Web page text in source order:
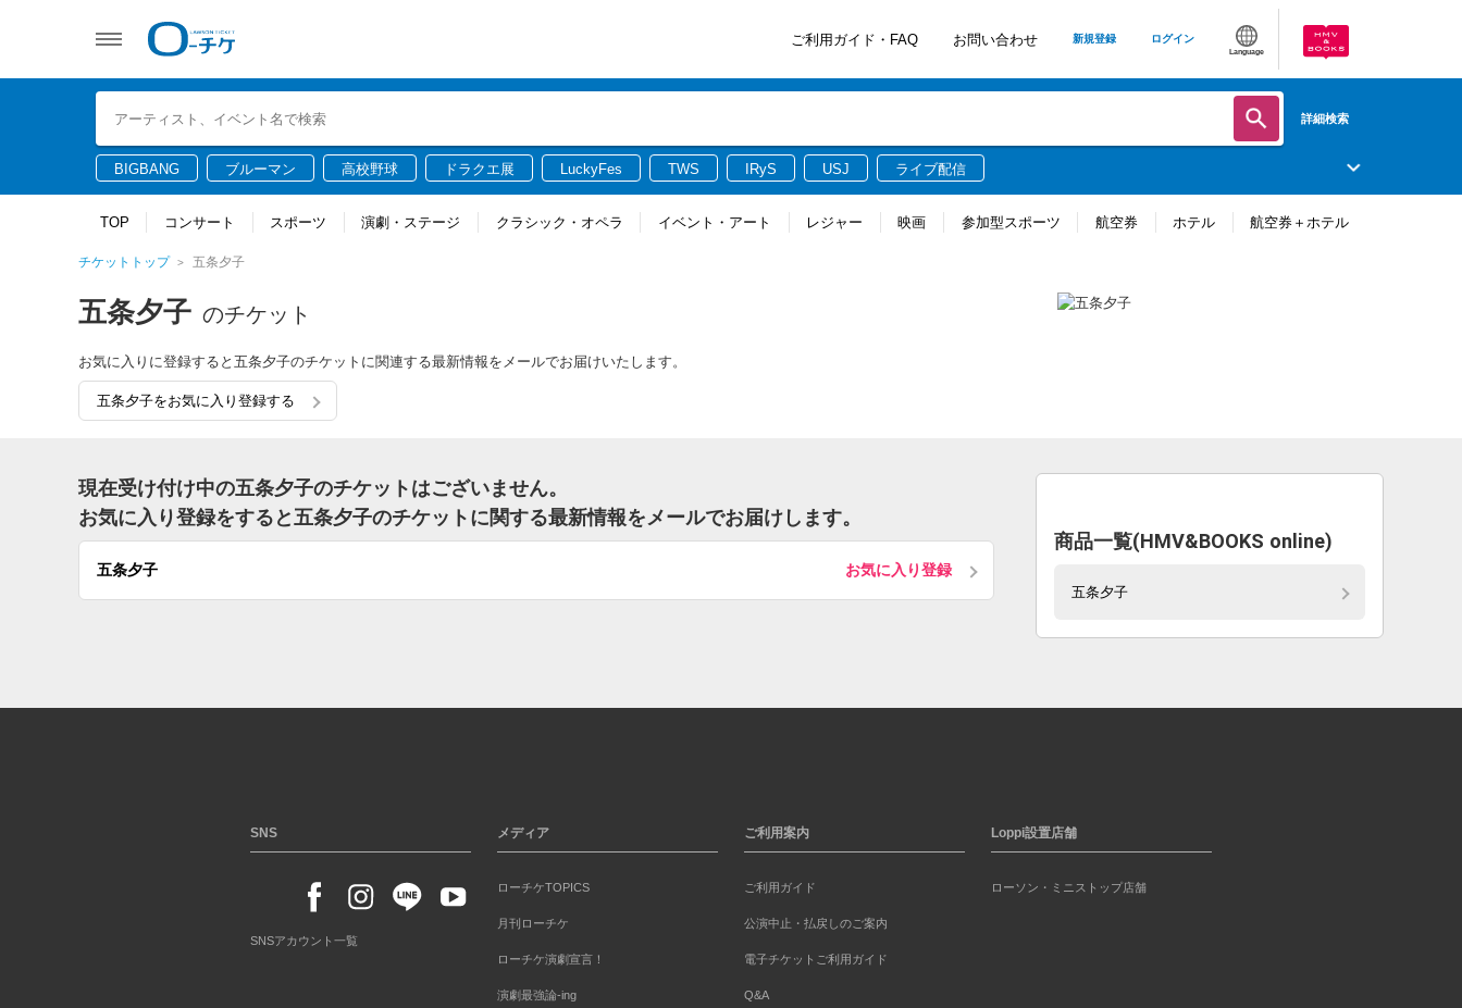
ご利用ガイド・FAQ お問い合わせ 新規登録 ログイン
Language
詳細検索
BIGBANG ブルーマン 高校野球 ドラクエ展 LuckyFes TWS IRyS USJ ライブ配信
TOP コンサート スポーツ 演劇・ステージ クラシック・オペラ イベント・アート レジャー 映画 参加型スポーツ 航空券 ホテル 航空券＋ホテル
チケットトップ 五条夕子
五条夕子 のチケット
お気に入りに登録すると五条夕子のチケットに関連する最新情報をメールでお届けいたします。
五条夕子をお気に入り登録する
現在受け付け中の五条夕子のチケットはございません。
お気に入り登録をすると五条夕子のチケットに関する最新情報をメールでお届けします。
五条夕子 お気に入り登録
商品一覧(HMV&BOOKS online)
五条夕子
SNS
SNSアカウント一覧
メディア
ローチケTOPICS
月刊ローチケ
ローチケ演劇宣言！
演劇最強論-ing
ご利用案内
ご利用ガイド
公演中止・払戻しのご案内
電子チケットご利用ガイド
Q&A
Loppi設置店舗
ローソン・ミニストップ店舗